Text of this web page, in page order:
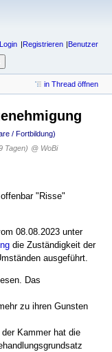
Login Registrieren Benutzer
in Thread öffnen
/ Fortbildung)
Tagen) @ WoBi
"Risse"
08.08.2023 unter
die Zuständigkeit der
ausgeführt.
Das
zu ihren Gunsten
Kammer hat die